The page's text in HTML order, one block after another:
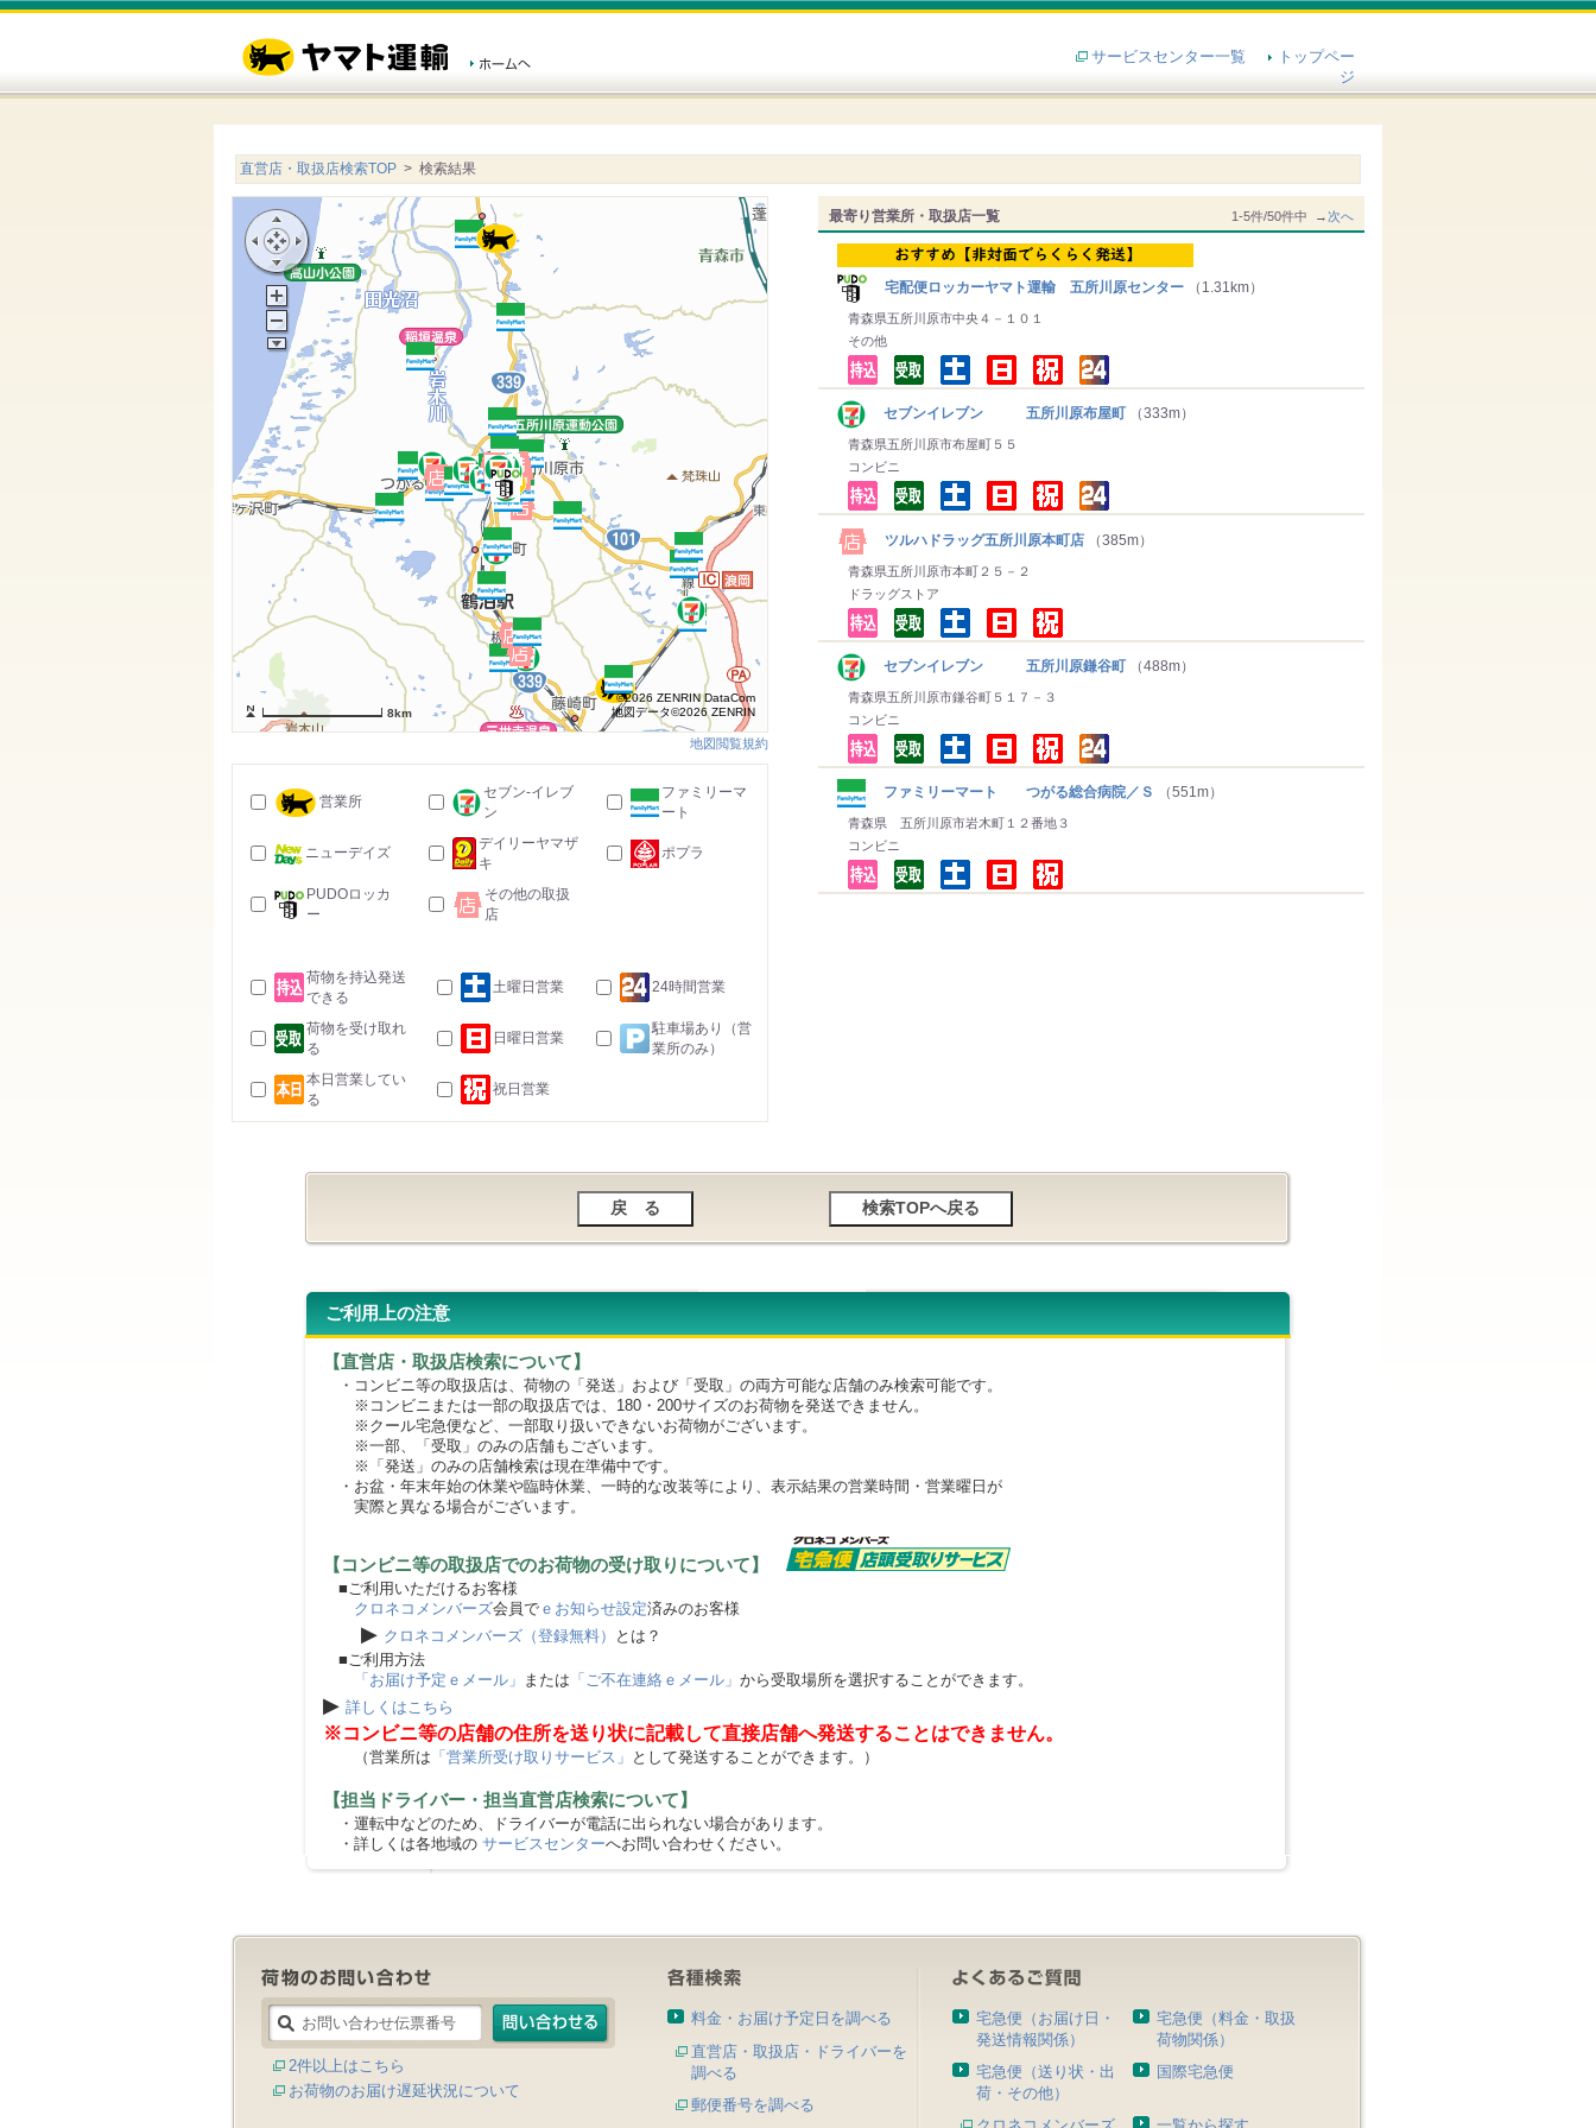
サービスセンター一覧
トップペー
ジ
直営店・取扱店検索TOP > 検索結果
最寄り営業所・取扱店一覧 1-5件/50件中 →次へ
宅配便ロッカーヤマト運輸 五所川原センター （1.31km）
青森県五所川原市中央４－１０１
その他
セブンイレブン 五所川原布屋町 （333m）
青森県五所川原市布屋町５５
コンビニ
ツルハドラッグ五所川原本町店 （385m）
青森県五所川原市本町２５－２
ドラッグストア
セブンイレブン 五所川原鎌谷町 （488m）
青森県五所川原市鎌谷町５１７－３
コンビニ
ファミリーマート つがる総合病院／Ｓ （551m）
青森県 五所川原市岩木町１２番地３
コンビニ
8km
©2026 ZENRIN DataCom
地図データ©2026 ZENRIN
地図閲覧規約
営業所
セブン-イレブ
ン
ファミリーマ
ート
ニューデイズ
デイリーヤマザ
キ
ポプラ
PUDOロッカ
ー
その他の取扱
店
荷物を持込発送
できる
土曜日営業 24時間営業
荷物を受け取れ
る
日曜日営業
駐車場あり（営
業所のみ）
本日営業してい
る
祝日営業
ご利用上の注意
【直営店・取扱店検索について】
・コンビニ等の取扱店は、荷物の「発送」および「受取」の両方可能な店舗のみ検索可能です。
※コンビニまたは一部の取扱店では、180・200サイズのお荷物を発送できません。
※クール宅急便など、一部取り扱いできないお荷物がございます。
※一部、「受取」のみの店舗もございます。
※「発送」のみの店舗検索は現在準備中です。
・お盆・年末年始の休業や臨時休業、一時的な改装等により、表示結果の営業時間・営業曜日が
実際と異なる場合がございます。
【コンビニ等の取扱店でのお荷物の受け取りについて】
■ご利用いただけるお客様
クロネコメンバーズ会員で ｅお知らせ設定済みのお客様
▶ クロネコメンバーズ（登録無料）
とは？
■ご利用方法
「お届け予定ｅメール」 または 「ご不在連絡ｅメール」 から受取場所を選択することができます。
▶ 詳しくはこちら
※コンビニ等の店舗の住所を送り状に記載して直接店舗へ発送することはできません。
（営業所は 「営業所受け取りサービス」 として発送することができます。）
【担当ドライバー・担当直営店検索について】
・運転中などのため、ドライバーが電話に出られない場合があります。
・詳しくは各地域の サービスセンターへお問い合わせください。
2件以上はこちら
お荷物のお届け遅延状況について
料金・お届け予定日を調べる
直営店・取扱店・ドライバーを
調べる
郵便番号を調べる
宅急便（お届け日・
発送情報関係）
宅急便（料金・取扱
荷物関係）
宅急便（送り状・出
荷・その他）
国際宅急便